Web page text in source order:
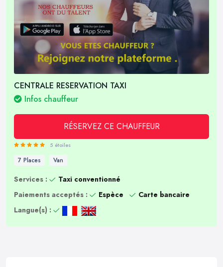
CENTRALE RESERVATION TAXI
Infos chauffeur
RÉSERVEZ CE CHAUFFEUR
5 étoiles
7 Places Van
Services :
Taxi conventionné
Paiements acceptés :
Espèce
Carte bancaire
Langue(s) :